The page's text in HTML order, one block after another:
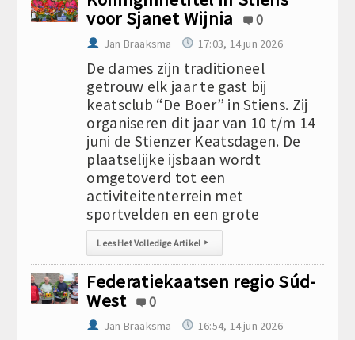
voor Sjanet Wijnia
0
Jan Braaksma 17:03, 14.jun 2026
De dames zijn traditioneel
getrouw elk jaar te gast bij
keatsclub “De Boer” in Stiens. Zij
organiseren dit jaar van 10 t/m 14
juni de Stienzer Keatsdagen. De
plaatselijke ijsbaan wordt
omgetoverd tot een
activiteitenterrein met
sportvelden en een grote
Lees Het Volledige Artikel ▸
Federatiekaatsen regio Súd-
West
0
Jan Braaksma 16:54, 14.jun 2026